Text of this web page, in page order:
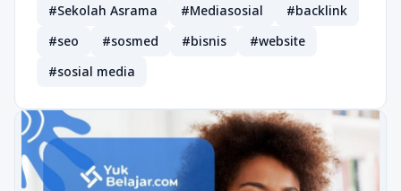
#Sekolah Asrama
#Mediasosial
#backlink
#seo
#sosmed #bisnis
#website
#sosial media